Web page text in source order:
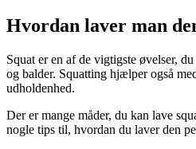
Hvordan laver man
Squat er en af de vigtigste øvelser,
og balder. Squatting hjælper også
udholdenhed.
Der er mange måder, du kan lave
nogle tips til, hvordan du laver den